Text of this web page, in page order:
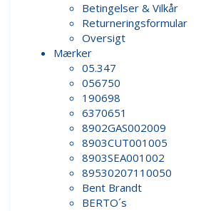
Betingelser & Vilkår
Returneringsformular
Oversigt
Mærker
05.347
056750
190698
6370651
8902GAS002009
8903CUT001005
8903SEA001002
89530207110050
Bent Brandt
BERTO´s